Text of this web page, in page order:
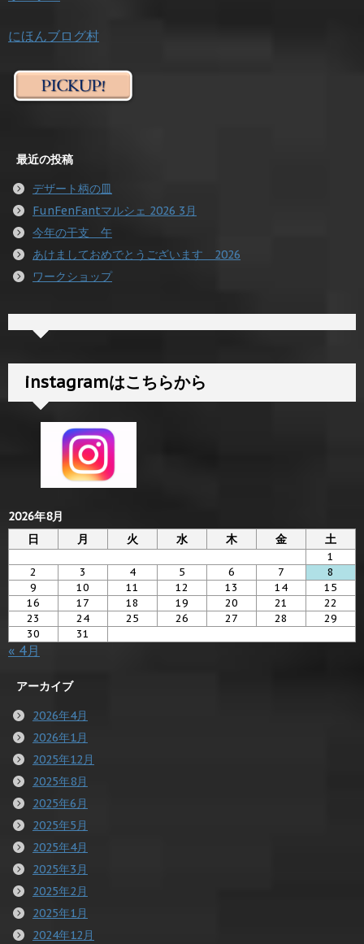
にほんブログ村
最近の投稿
デザート柄の皿
FunFenFantマルシェ 2026 3月
今年の干支 午
あけましておめでとうございます 2026
ワークショップ
instagramはこちらから
2026年8月
日
月 火 水 木 金 土
1
2
3 4 5 6 7
8
9
10 11 12 13 14
15
16
17 18 19 20 21
22
23
24 25 26 27 28
29
30
31
« 4月
アーカイブ
2026年4月
2026年1月
2025年12月
2025年8月
2025年6月
2025年5月
2025年4月
2025年3月
2025年2月
2025年1月
2024年12月